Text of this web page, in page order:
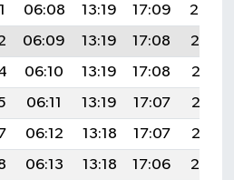
06:08 13:19 17:09
20:20
06:09 13:19 17:08
20:19
06:10 13:19 17:08
20:18
06:11 13:19 17:07
20:17
06:12 13:18 17:07
20:15
06:13 13:18 17:06
20:14